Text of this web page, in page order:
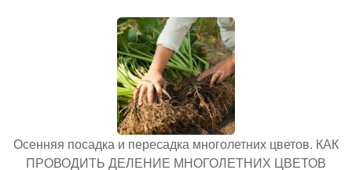
Осенняя посадка и пересадка многолетних цветов. КАК
ПРОВОДИТЬ ДЕЛЕНИЕ МНОГОЛЕТНИХ ЦВЕТОВ